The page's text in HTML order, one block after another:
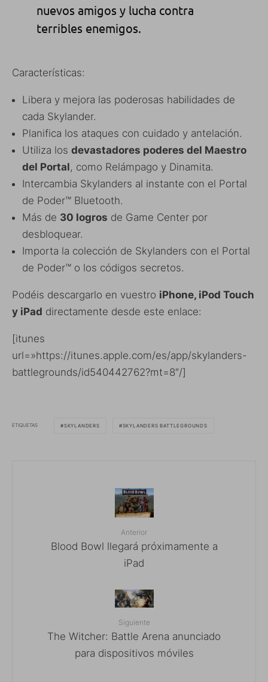
nuevos amigos y lucha contra
terribles enemigos.
Características:
Libera y mejora las poderosas habilidades de
cada Skylander.
Planifica los ataques con cuidado y antelación.
Utiliza los devastadores poderes del Maestro
del Portal, como Relámpago y Dinamita.
Intercambia Skylanders al instante con el Portal
de Poder™ Bluetooth.
Más de 30 logros de Game Center por
desbloquear.
Importa la colección de Skylanders con el Portal
de Poder™ o los códigos secretos.
Podéis descargarlo en vuestro iPhone, iPod Touch
y iPad directamente desde este enlace:
[itunes
url=»https://itunes.apple.com/es/app/skylanders-
battlegrounds/id540442762?mt=8″/]
ETIQUETAS SKYLANDERS SKYLANDERS BATTLEGROUNDS
Anterior
Blood Bowl llegará próximamente a
iPad
Siguiente
The Witcher: Battle Arena anunciado
para dispositivos móviles